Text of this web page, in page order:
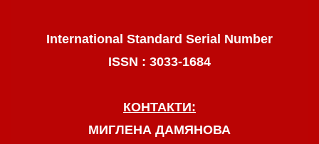
International Standard Serial Number
ISSN : 3033-1684
КОНТАКТИ:
МИГЛЕНА ДАМЯНОВА